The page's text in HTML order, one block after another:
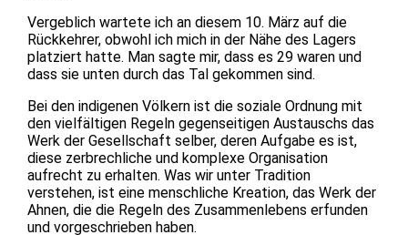
Vergeblich wartete ich an diesem 10. März auf die
Rückkehrer, obwohl ich mich in der Nähe des Lagers
platziert hatte. Man sagte mir, dass es 29 waren und
dass sie unten durch das Tal gekommen sind.
Bei den indigenen Völkern ist die soziale Ordnung mit
den vielfältigen Regeln gegenseitigen Austauschs das
Werk der Gesellschaft selber, deren Aufgabe es ist,
diese zerbrechliche und komplexe Organisation
aufrecht zu erhalten. Was wir unter Tradition
verstehen, ist eine menschliche Kreation, das Werk der
Ahnen, die die Regeln des Zusammenlebens erfunden
und vorgeschrieben haben.